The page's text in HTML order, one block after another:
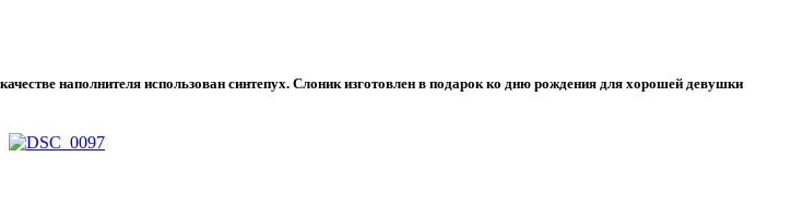
наполнителя использован синтепух. Слоник изготовлен в подарок ко дню рождения для хорошей девушки